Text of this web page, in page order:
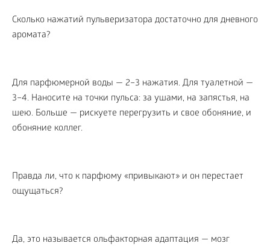
Сколько нажатий пульверизатора достаточно для дневного
аромата?
Для парфюмерной воды — 2–3 нажатия. Для туалетной —
3–4. Наносите на точки пульса: за ушами, на запястья, на
шею. Больше — рискуете перегрузить и свое обоняние, и
обоняние коллег.
Правда ли, что к парфюму «привыкают» и он перестает
ощущаться?
Да, это называется ольфакторная адаптация — мозг